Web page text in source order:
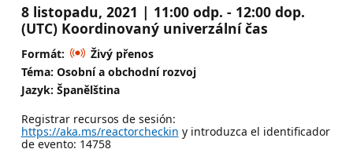
8 listopadu, 2021 | 11:00 odp. - 12:00 dop.
(UTC) Koordinovaný univerzální čas
Formát:
Živý přenos
Téma: Osobní a obchodní rozvoj
Jazyk: Španělština
Registrar recursos de sesión:
https://aka.ms/reactorcheckin y introduzca el identificador
de evento: 14758